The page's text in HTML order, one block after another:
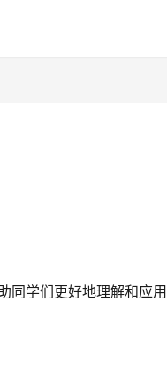
同学们更好地理解和应用